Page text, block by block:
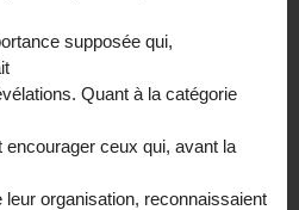
supposée qui,
Quant à la catégorie
ceux qui, avant la
organisation, reconnaissaient